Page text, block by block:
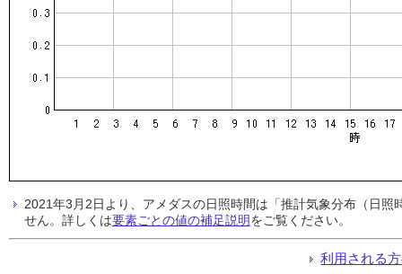
2021年3月2日より、アメダスの日照時間は「推計気象分布（日
せん。詳しくは要素ごとの値の補足説明をご覧ください。
利用される